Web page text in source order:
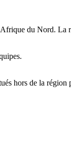
du Nord. La
hors de la